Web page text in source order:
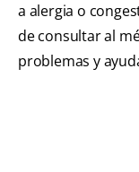
a alergia o
de consultar al
problemas y